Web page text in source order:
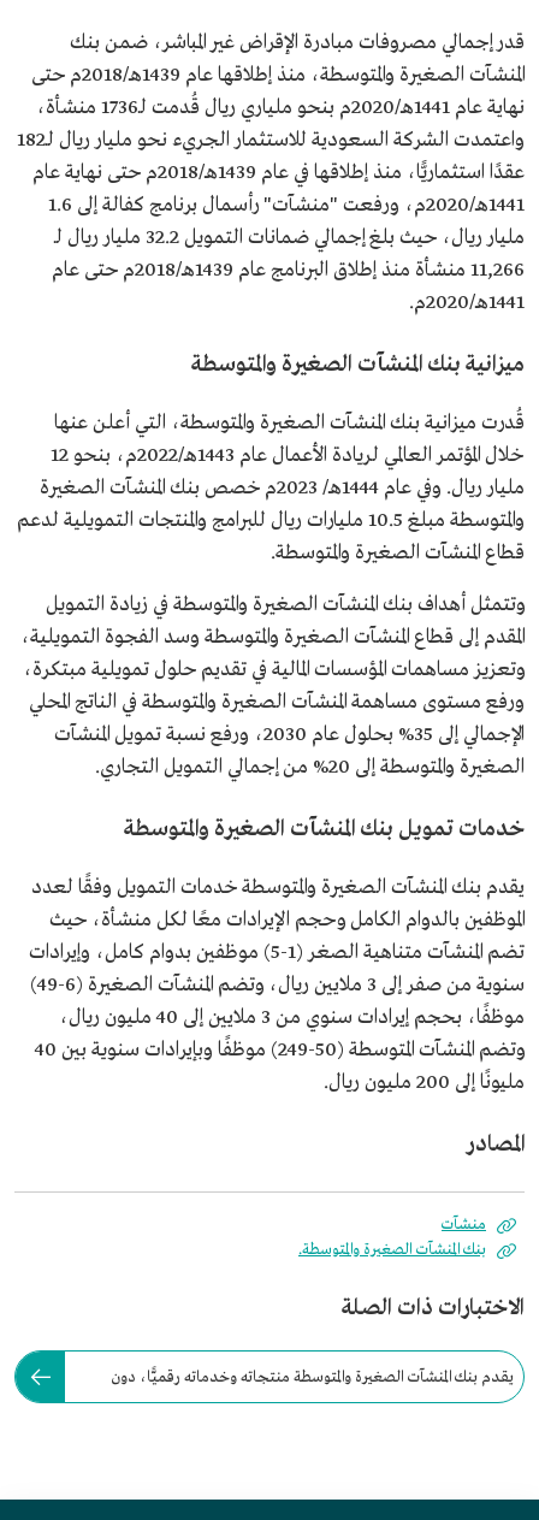
قدر إجمالي مصروفات مبادرة الإقراض غير المباشر، ضمن بنك
المنشآت الصغيرة والمتوسطة، منذ إطلاقها عام 1439هـ/2018م حتى
نهاية عام 1441هـ/2020م بنحو ملياري ريال قُدمت لـ1736 منشأة،
واعتمدت الشركة السعودية للاستثمار الجريء نحو مليار ريال لـ182
عقدًا استثماريًّا، منذ إطلاقها في عام 1439هـ/2018م حتى نهاية عام
1441هـ/2020م، ورفعت "منشآت" رأسمال برنامج كفالة إلى 1.6
مليار ريال، حيث بلغ إجمالي ضمانات التمويل 32.2 مليار ريال لـ
11,266 منشأة منذ إطلاق البرنامج عام 1439هـ/2018م حتى عام
1441هـ/2020م.
ميزانية بنك المنشآت الصغيرة والمتوسطة
قُدرت ميزانية بنك المنشآت الصغيرة والمتوسطة، التي أعلن عنها
خلال المؤتمر العالمي لريادة الأعمال عام 1443هـ/2022م، بنحو 12
مليار ريال. وفي عام 1444هـ/ 2023م خصص بنك المنشآت الصغيرة
والمتوسطة مبلغ 10.5 مليارات ريال للبرامج والمنتجات التمويلية لدعم
قطاع المنشآت الصغيرة والمتوسطة.
وتتمثل أهداف بنك المنشآت الصغيرة والمتوسطة في زيادة التمويل
المقدم إلى قطاع المنشآت الصغيرة والمتوسطة وسد الفجوة التمويلية،
وتعزيز مساهمات المؤسسات المالية في تقديم حلول تمويلية مبتكرة،
ورفع مستوى مساهمة المنشآت الصغيرة والمتوسطة في الناتج المحلي
الإجمالي إلى 35% بحلول عام 2030، ورفع نسبة تمويل المنشآت
الصغيرة والمتوسطة إلى 20% من إجمالي التمويل التجاري.
خدمات تمويل بنك المنشآت الصغيرة والمتوسطة
يقدم بنك المنشآت الصغيرة والمتوسطة خدمات التمويل وفقًا لعدد
الموظفين بالدوام الكامل وحجم الإيرادات معًا لكل منشأة، حيث
تضم المنشآت متناهية الصغر (1-5) موظفين بدوام كامل، وإيرادات
سنوية من صفر إلى 3 ملايين ريال، وتضم المنشآت الصغيرة (6-49)
موظفًا، بحجم إيرادات سنوي من 3 ملايين إلى 40 مليون ريال،
وتضم المنشآت المتوسطة (50-249) موظفًا وبإيرادات سنوية بين 40
مليونًا إلى 200 مليون ريال.
المصادر
منشآت
بنك المنشآت الصغيرة والمتوسطة.
الاختبارات ذات الصلة
يقدم بنك المنشآت الصغيرة والمتوسطة منتجاته وخدماته رقميًّا، دون